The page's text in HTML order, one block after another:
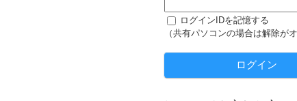
ログインIDを記憶する
（共有パソコンの場合は解除が
ログイン